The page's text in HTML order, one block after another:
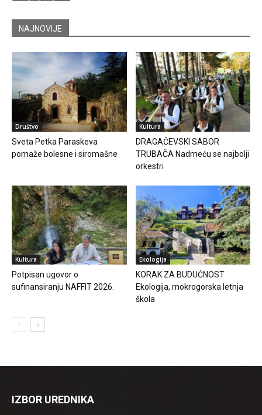
NAJNOVIJE
Društvo
Sveta Petka Paraskeva
pomaže bolesne i siromašne
Kultura
DRAGAČEVSKI SABOR
TRUBAČA Nadmeću se najbolji
orkestri
Kultura
Potpisan ugovor o
sufinansiranju NAFFIT 2026.
Ekologija
KORAK ZA BUDUĆNOST
Ekologija, mokrogorska letnja
škola
IZBOR UREDNIKA